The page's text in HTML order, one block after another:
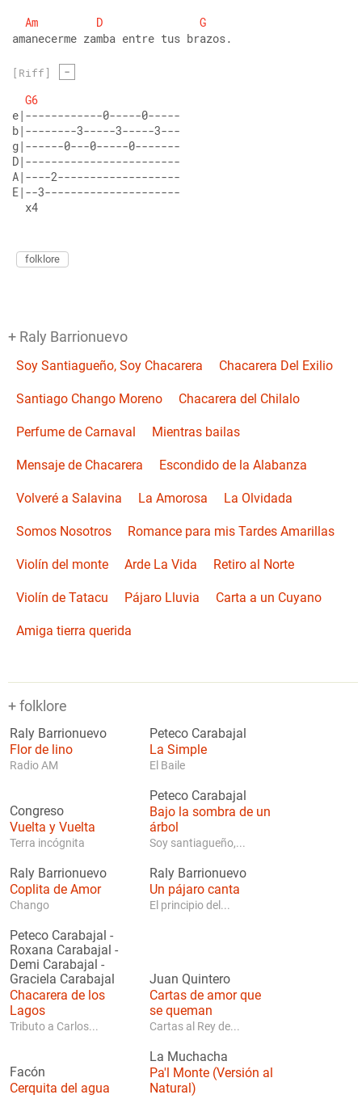
Am
D
G
amanecerme zamba entre tus brazos.
[Riff] -
G6
e|------------0-----0-----
b|--------3-----3-----3---
g|------0---0-----0-------
D|------------------------
A|----2-------------------
E|--3---------------------
  x4
folklore
+ Raly Barrionuevo
Soy Santiagueño, Soy Chacarera Chacarera Del Exilio
Santiago Chango Moreno Chacarera del Chilalo
Perfume de Carnaval Mientras bailas
Mensaje de Chacarera Escondido de la Alabanza
Volveré a Salavina La Amorosa La Olvidada
Somos Nosotros Romance para mis Tardes Amarillas
Violín del monte Arde La Vida Retiro al Norte
Violín de Tatacu Pájaro Lluvia Carta a un Cuyano
Amiga tierra querida
+ folklore
Raly Barrionuevo
Flor de lino
Radio AM
Peteco Carabajal
La Simple
El Baile
Congreso
Vuelta y Vuelta
Terra incógnita
Peteco Carabajal
Bajo la sombra de un
árbol
Soy santiagueño,...
Raly Barrionuevo
Coplita de Amor
Chango
Raly Barrionuevo
Un pájaro canta
El principio del...
Peteco Carabajal -
Roxana Carabajal -
Demi Carabajal -
Graciela Carabajal
Chacarera de los
Lagos
Tributo a Carlos...
Juan Quintero
Cartas de amor que
se queman
Cartas al Rey de...
Facón
Cerquita del agua
La Muchacha
Pa'l Monte (Versión al
Natural)